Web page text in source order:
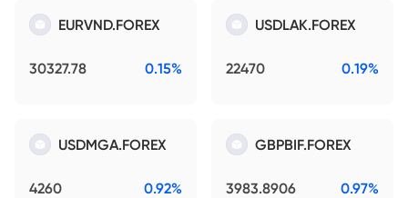
EURVND.FOREX
30327.78 0.15%
USDLAK.FOREX
22470 0.19%
USDMGA.FOREX
4260 0.92%
GBPBIF.FOREX
3983.8906 0.97%